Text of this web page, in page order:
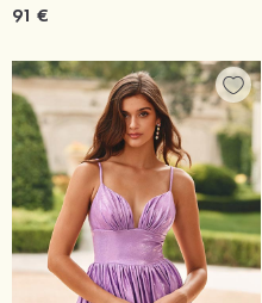
91 €